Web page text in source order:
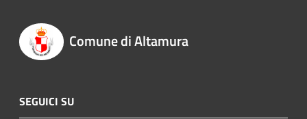
Comune di Altamura
SEGUICI SU